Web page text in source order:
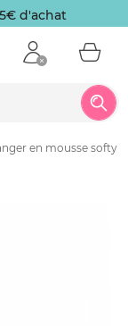
d'achat
en mousse softy